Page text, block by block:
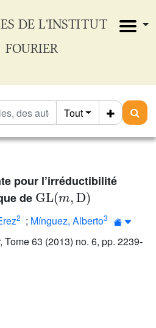
DE L'INSTITUT
FOURIER
Tout
pour l’irréductibilité
de
GL(m,D)
2 ; Mínguez, Alberto3
63 (2013) no. 6, pp. 2239-